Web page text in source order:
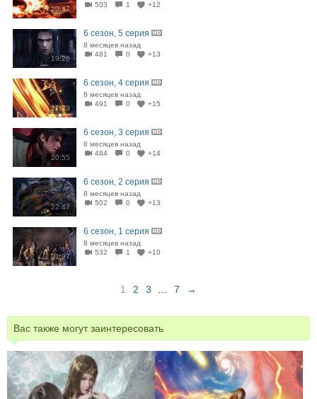
20:47
503
1 +12
19:26
6 сезон, 5 серия
8 месяцев назад
481
0 +13
22:23
6 сезон, 4 серия
8 месяцев назад
491
0 +15
20:55
6 сезон, 3 серия
8 месяцев назад
484
0 +14
22:47
6 сезон, 2 серия
8 месяцев назад
502
0 +13
21:07
6 сезон, 1 серия
8 месяцев назад
532
1 +10
1 2 3 7 →
Вас также могут заинтересовать